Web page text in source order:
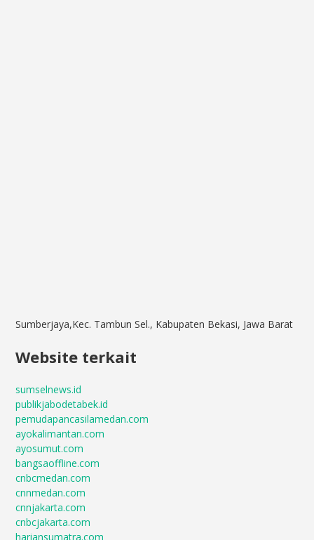
Sumberjaya,Kec. Tambun Sel., Kabupaten Bekasi, Jawa Barat
Website terkait
sumselnews.id
publikjabodetabek.id
pemudapancasilamedan.com
ayokalimantan.com
ayosumut.com
bangsaoffline.com
cnbcmedan.com
cnnmedan.com
cnnjakarta.com
cnbcjakarta.com
hariansumatra.com